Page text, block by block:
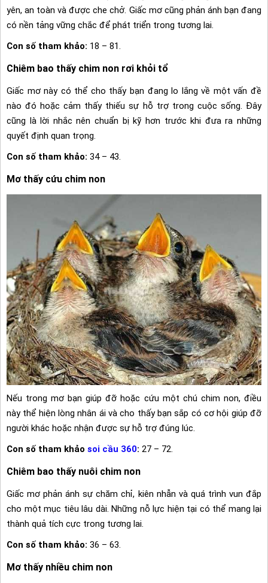
yên, an toàn và được che chở. Giấc mơ cũng phản ánh bạn đang
có nền tảng vững chắc để phát triển trong tương lai.
Con số tham khảo: 18 – 81.
Chiêm bao thấy chim non rơi khỏi tổ
Giấc mơ này có thể cho thấy bạn đang lo lắng về một vấn đề
nào đó hoặc cảm thấy thiếu sự hỗ trợ trong cuộc sống. Đây
cũng là lời nhắc nên chuẩn bị kỹ hơn trước khi đưa ra những
quyết định quan trọng.
Con số tham khảo: 34 – 43.
Mơ thấy cứu chim non
Nếu trong mơ bạn giúp đỡ hoặc cứu một chú chim non, điều
này thể hiện lòng nhân ái và cho thấy bạn sắp có cơ hội giúp đỡ
người khác hoặc nhận được sự hỗ trợ đúng lúc.
Con số tham khảo soi cầu 360: 27 – 72.
Chiêm bao thấy nuôi chim non
Giấc mơ phản ánh sự chăm chỉ, kiên nhẫn và quá trình vun đắp
cho một mục tiêu lâu dài. Những nỗ lực hiện tại có thể mang lại
thành quả tích cực trong tương lai.
Con số tham khảo: 36 – 63.
Mơ thấy nhiều chim non